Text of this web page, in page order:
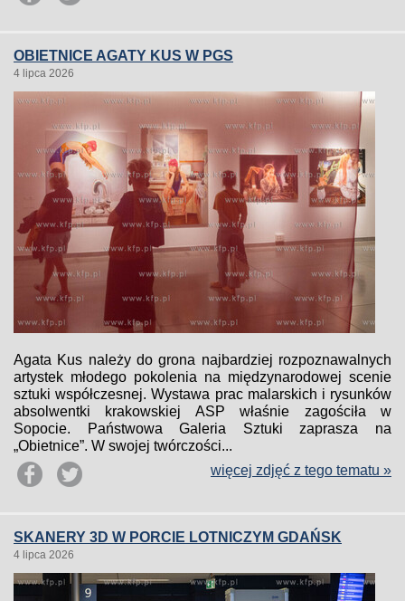
OBIETNICE AGATY KUS W PGS
4 lipca 2026
Agata Kus należy do grona najbardziej rozpoznawalnych
artystek młodego pokolenia na międzynarodowej scenie
sztuki współczesnej. Wystawa prac malarskich i rysunków
absolwentki krakowskiej ASP właśnie zagościła w
Sopocie. Państwowa Galeria Sztuki zaprasza na
„Obietnice”. W swojej twórczości...
więcej zdjęć z tego tematu »
SKANERY 3D W PORCIE LOTNICZYM GDAŃSK
4 lipca 2026